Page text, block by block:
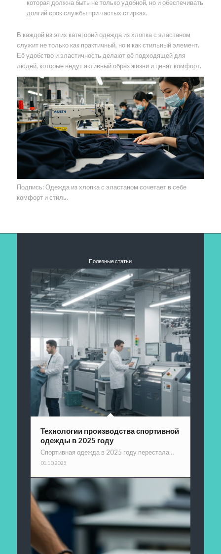
которая должна быть не только удобной, но и обеспечивать
долгий срок службы при частых стирках.
В каждой из этих категорий одежда из хлопка с эластаном
служит не только как практичный, но и как стильный элемент.
Её удобство и эластичность делают её подходящей для
людей, которые ведут активный образ жизни и ценят комфорт.
Подпись: Одежда из хлопка с эластаном сочетает в себе
комфорт и стиль.
Полезные статьи
Технологии производства спортивной
одежды в 2025 году
Спортивная одежда в 2025 году перестала…
01.10.2025